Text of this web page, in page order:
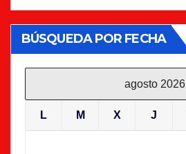
BÚSQUEDA POR FECHA
agosto 2026
L M X J